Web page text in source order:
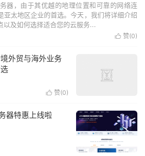
器，由于其优越的地理位置和可靠的网络连
亚太地区企业的首选。今天，我们将详细介绍
以及如何选择适合您的云服务...
 赞(0)
外贸与海外业务
 赞(0)
器特惠上线啦